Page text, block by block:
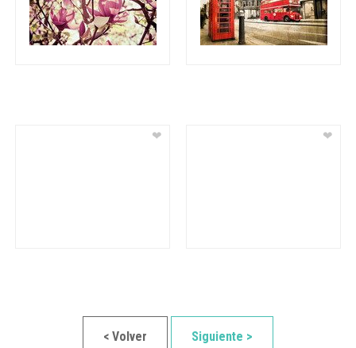
❤ ❤
< Volver Siguiente >